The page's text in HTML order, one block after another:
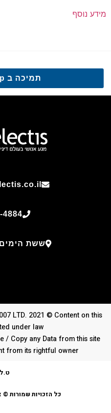
מידע נוסף
תמיכה ב WhatsApp
4884
ששת הימים 30, בני ברק
LTD. 2021 © Content on this
under law
/ Copy any Data from this site
from its rightful owner
כל הזכויות שמורות © אלקטיס